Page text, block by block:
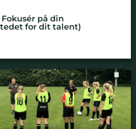
på din
for dit talent)